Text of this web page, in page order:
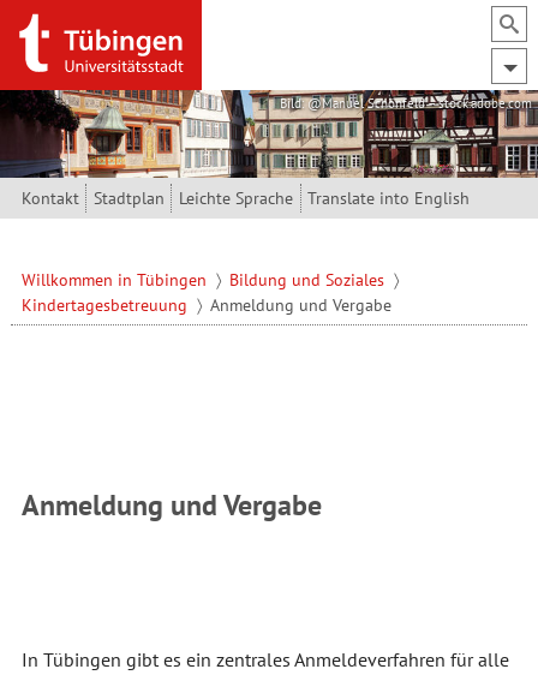
Direkt zum Inhalt
Bild: @Manuel Schönfeld – stock.adobe.com
Kontakt Stadtplan Leichte Sprache Translate into English
Willkommen in Tübingen
Bildung und Soziales
Kindertagesbetreuung
Anmeldung und Vergabe
Anmeldung und Vergabe
In Tübingen gibt es ein zentrales Anmeldeverfahren für alle